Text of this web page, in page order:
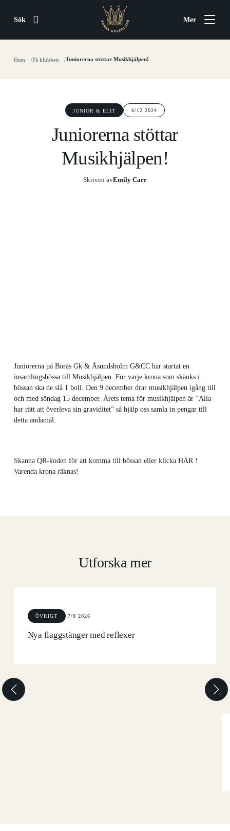
Sök Mer
Hem På klubben Juniorerna stöttar Musikhjälpen!
6/12 2024
JUNIOR & ELIT
Juniorerna stöttar
Musikhjälpen!
Skriven avEmily Carr
Juniorerna på Borås Gk & Åsundsholm G&CC har startat en
insamlingsbössa till Musikhjälpen. För varje krona som skänks i
bössan ska de slå 1 boll. Den 9 december drar musikhjälpen igång till
och med söndag 15 december. Årets tema för musikhjälpen är ”Alla
har rätt att överleva sin graviditet” så hjälp oss samla in pengar till
detta ändamål.
Skanna QR-koden för att komma till bössan eller klicka HÄR !
Varenda krona räknas!
Utforska mer
ÖVRIGT 7/8 2026
Nya flaggstänger med reflexer